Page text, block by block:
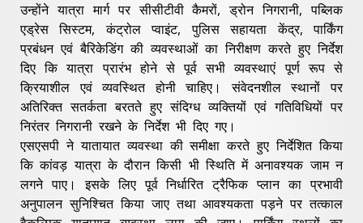
उन्होंने यात्रा मार्ग पर सीसीटीवी कैमरों, ड्रोन निगरानी, पब्लिक
एड्रेस सिस्टम, कंट्रोल प्वाइंट, पुलिस सहायता केंद्र, पार्किंग
प्रबंधन एवं बैरिकेडिंग की व्यवस्थाओं का निरीक्षण करते हुए निर्देश
दिए कि यात्रा प्रारंभ होने से पूर्व सभी व्यवस्थाएं पूर्ण रूप से
क्रियाशील एवं व्यवस्थित होनी चाहिए। संवेदनशील स्थानों पर
अतिरिक्त सतर्कता बरतते हुए संदिग्ध व्यक्तियों एवं गतिविधियों पर
निरंतर निगरानी रखने के निर्देश भी दिए गए।
एसएसपी ने यातायात व्यवस्था की समीक्षा करते हुए निर्देशित किया
कि कांवड़ यात्रा के दौरान किसी भी स्थिति में अनावश्यक जाम न
लगने पाए। इसके लिए पूर्व निर्धारित ट्रैफिक प्लान का प्रभावी
अनुपालन सुनिश्चित किया जाए तथा आवश्यकता पड़ने पर तत्काल